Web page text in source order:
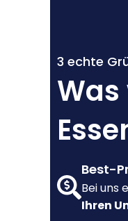
3 echte
Best-
Bei uns
Ihren